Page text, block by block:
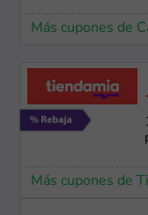
Más cupones de
Más cupones de